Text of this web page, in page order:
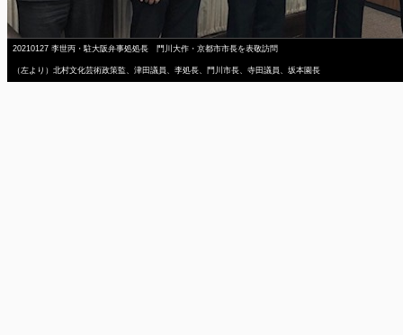
20210127 李世丙・駐大阪弁事処処長 門川大作・京都市市長を表敬訪問
（左より）北村文化芸術政策監、津田議員、李処長、門川市長、寺田議員、坂本園長